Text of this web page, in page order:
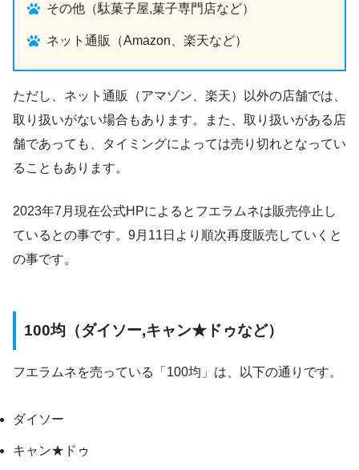
その他（駄菓子屋,菓子専門店など）
ネット通販（Amazon、楽天など）
ただし、ネット通販（アマゾン、楽天）以外の店舗では、
取り扱いがない場合もあります。また、取り扱いがある店
舗であっても、タイミングによっては売り切れとなってい
ることもあります。
2023年7月現在公式HPによるとフエラムネは販売停止し
ているとの事です。9月11日より順次再度販売していくと
の事です。
100均（ダイソー,キャン★ドゥなど）
フエラムネを売っている「100均」は、以下の通りです。
ダイソー
キャン★ドゥ